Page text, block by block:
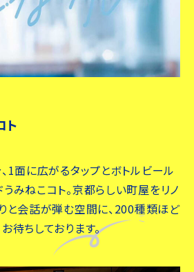
ト
1面に広がるタップとボトルビール
みねこコト。京都らしい町屋をリノ
と会話が弾む空間に、200種類ほど
待ちしております。